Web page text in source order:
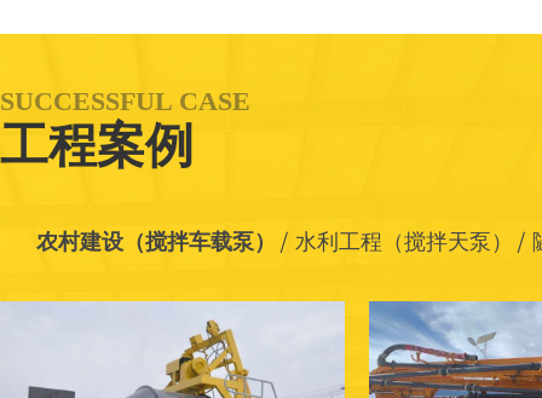
SUCCESSFUL CASE
工程案例
农村建设（搅拌车载泵） 水利工程（搅拌天泵）